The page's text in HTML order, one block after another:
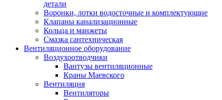
детали
Воронки, лотки водосточные и комплектующие
Клапаны канализационные
Кольца и манжеты
Смазка сантехническая
Вентиляционное оборудование
Воздухоотводчики
Вантузы вентиляционные
Краны Маевского
Вентиляция
Вентиляторы